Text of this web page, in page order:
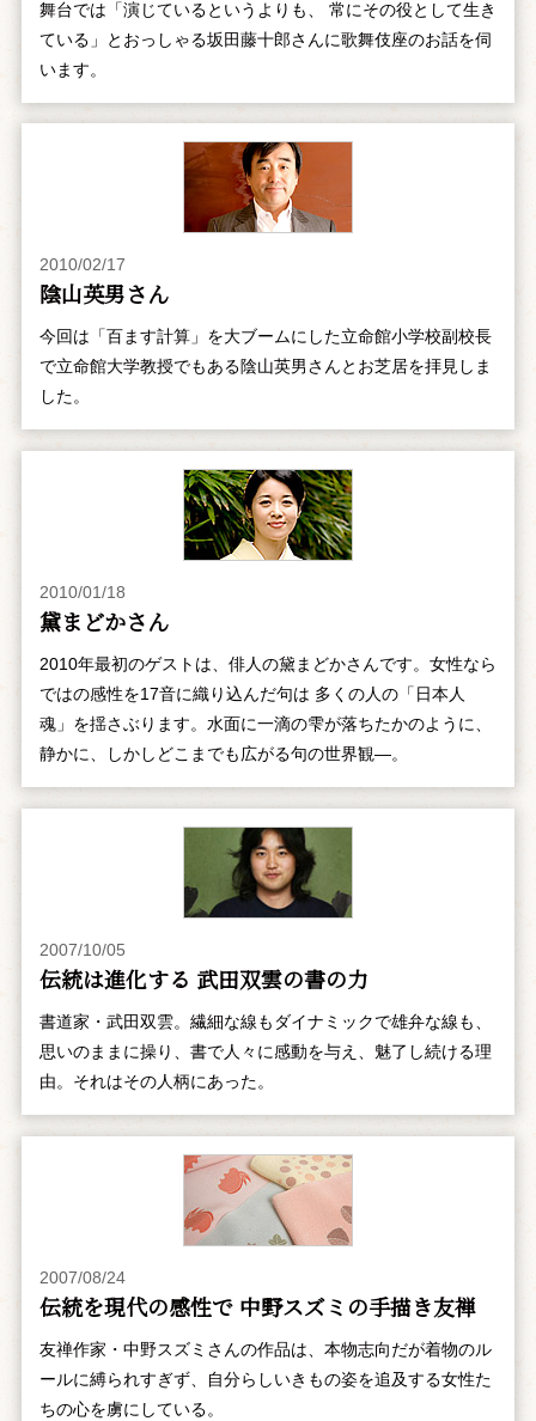
舞台では「演じているというよりも、 常にその役として生き
ている」とおっしゃる坂田藤十郎さんに歌舞伎座のお話を伺
います。
2010/02/17
陰山英男さん
今回は「百ます計算」を大ブームにした立命館小学校副校長
で立命館大学教授でもある陰山英男さんとお芝居を拝見しま
した。
2010/01/18
黛まどかさん
2010年最初のゲストは、俳人の黛まどかさんです。女性なら
ではの感性を17音に織り込んだ句は 多くの人の「日本人
魂」を揺さぶります。水面に一滴の雫が落ちたかのように、
静かに、しかしどこまでも広がる句の世界観―。
2007/10/05
伝統は進化する 武田双雲の書の力
書道家・武田双雲。繊細な線もダイナミックで雄弁な線も、
思いのままに操り、書で人々に感動を与え、魅了し続ける理
由。それはその人柄にあった。
2007/08/24
伝統を現代の感性で 中野スズミの手描き友禅
友禅作家・中野スズミさんの作品は、本物志向だが着物のル
ールに縛られすぎず、自分らしいきもの姿を追及する女性た
ちの心を虜にしている。